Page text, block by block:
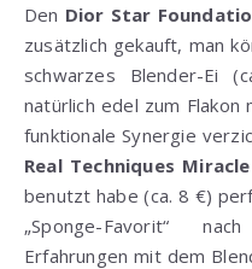
Den Dior Star
zusätzlich gekauft, man
schwarzes Blender-Ei
natürlich edel zum
funktionale Synergie
Real Techniques
benutzt habe (ca. 8 €)
„Sponge-Favorit“
Erfahrungen mit dem